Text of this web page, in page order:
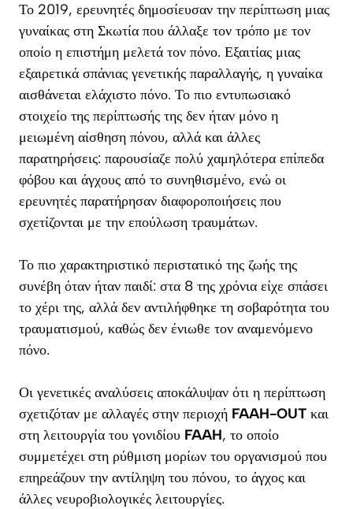
Το 2019, ερευνητές δημοσίευσαν την περίπτωση μιας
γυναίκας στη Σκωτία που άλλαξε τον τρόπο με τον
οποίο η επιστήμη μελετά τον πόνο. Εξαιτίας μιας
εξαιρετικά σπάνιας γενετικής παραλλαγής, η γυναίκα
αισθάνεται ελάχιστο πόνο. Το πιο εντυπωσιακό
στοιχείο της περίπτωσής της δεν ήταν μόνο η
μειωμένη αίσθηση πόνου, αλλά και άλλες
παρατηρήσεις: παρουσίαζε πολύ χαμηλότερα επίπεδα
φόβου και άγχους από το συνηθισμένο, ενώ οι
ερευνητές παρατήρησαν διαφοροποιήσεις που
σχετίζονται με την επούλωση τραυμάτων.
Το πιο χαρακτηριστικό περιστατικό της ζωής της
συνέβη όταν ήταν παιδί: στα 8 της χρόνια είχε σπάσει
το χέρι της, αλλά δεν αντιλήφθηκε τη σοβαρότητα του
τραυματισμού, καθώς δεν ένιωθε τον αναμενόμενο
πόνο.
Οι γενετικές αναλύσεις αποκάλυψαν ότι η περίπτωση
σχετιζόταν με αλλαγές στην περιοχή FAAH-OUT και
στη λειτουργία του γονιδίου FAAH, το οποίο
συμμετέχει στη ρύθμιση μορίων του οργανισμού που
επηρεάζουν την αντίληψη του πόνου, το άγχος και
άλλες νευροβιολογικές λειτουργίες.